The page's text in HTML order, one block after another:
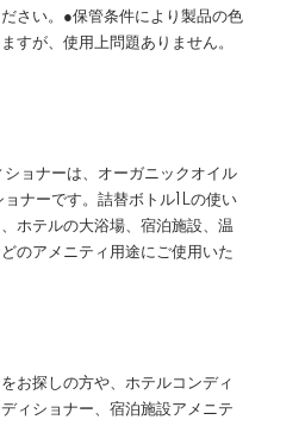
さい。●保管条件により製品の色
すが、使用上問題ありません。
ショナーは、オーガニックオイル
ナーです。詰替ボトル1Lの使い
ホテルの大浴場、宿泊施設、温
のアメニティ用途にご使用いた
お探しの方や、ホテルコンディ
ィショナー、宿泊施設アメニテ